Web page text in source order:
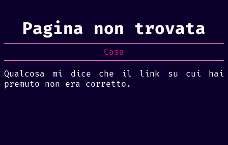
Pagina non trovata
Casa
Qualcosa mi dice che il link su cui hai
premuto non era corretto.